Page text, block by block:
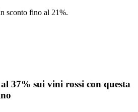
sconto fino al 21%.
37% sui vini rossi con questa